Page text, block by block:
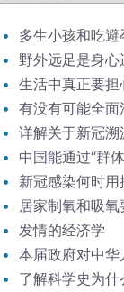
多生小孩和吃
野外远足是身
与健康”的发言
生活中真正要担
有没有可能全面
详解关于新冠
中国能通过“群
新冠感染何时用
居家制氧和吸
发情的经济学
本届政府对中
了解科学史为什